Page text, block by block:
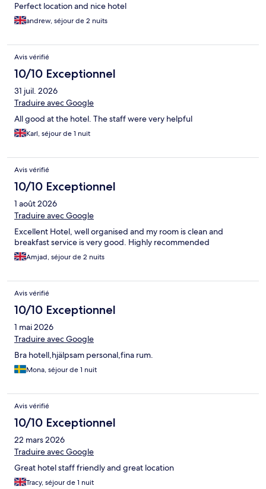
Perfect location and nice hotel
andrew, séjour de 2 nuits
Avis vérifié
10/10 Exceptionnel
31 juil. 2026
Traduire avec Google
All good at the hotel. The staff were very helpful
Karl, séjour de 1 nuit
Avis vérifié
10/10 Exceptionnel
1 août 2026
Traduire avec Google
Excellent Hotel, well organised and my room is clean and
breakfast service is very good. Highly recommended
Amjad, séjour de 2 nuits
Avis vérifié
10/10 Exceptionnel
1 mai 2026
Traduire avec Google
Bra hotell,hjälpsam personal,fina rum.
Mona, séjour de 1 nuit
Avis vérifié
10/10 Exceptionnel
22 mars 2026
Traduire avec Google
Great hotel staff friendly and great location
Tracy, séjour de 1 nuit